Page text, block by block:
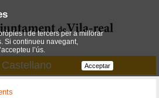
Castellano
i de tercers per a millorar
Si continueu navegant,
l’ús.
Acceptar